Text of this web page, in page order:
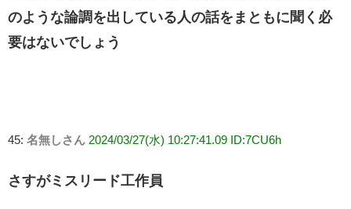
のような論調を出している人の話をまともに聞く必
要はないでしょう
45: 名無しさん 2024/03/27(水) 10:27:41.09 ID:7CU6h
さすがミスリード工作員